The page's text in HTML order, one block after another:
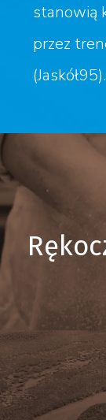
stanowią
przez
(Jaskół95).